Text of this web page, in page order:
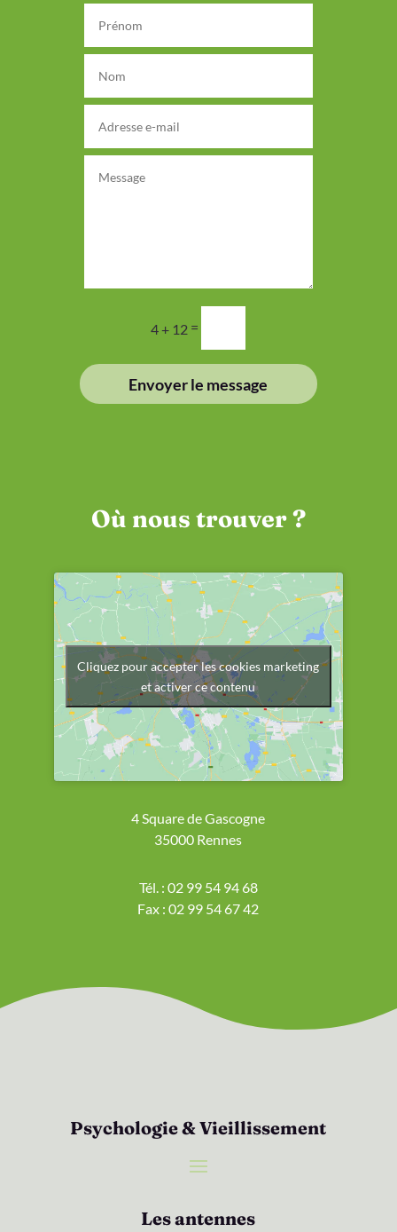
4 + 12 =
Envoyer le message
Où nous trouver ?
Cliquez pour accepter les cookies marketing
et activer ce contenu
4 Square de Gascogne
35000 Rennes
Tél. : 02 99 54 94 68
Fax : 02 99 54 67 42
Psychologie & Vieillissement
Les antennes